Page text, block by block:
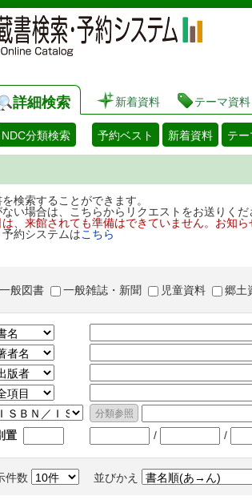
岡山県
詳細検索 新着資料 テーマ資料
NDC分類検索 予約ベスト 新着資料 テ
検索することができます。
い場合は、こちらからリクエストをお送りく
、来館されても準備はできていません。お知
約システムはこちら
一般図書 一般雑誌・新聞 児童資料 郷土
置 / /
件数 並びかえ